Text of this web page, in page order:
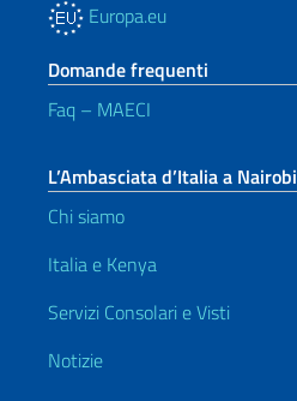
Europa.eu
Domande frequenti
Faq – MAECI
L’Ambasciata d’Italia a Nairobi
Chi siamo
Italia e Kenya
Servizi Consolari e Visti
Notizie